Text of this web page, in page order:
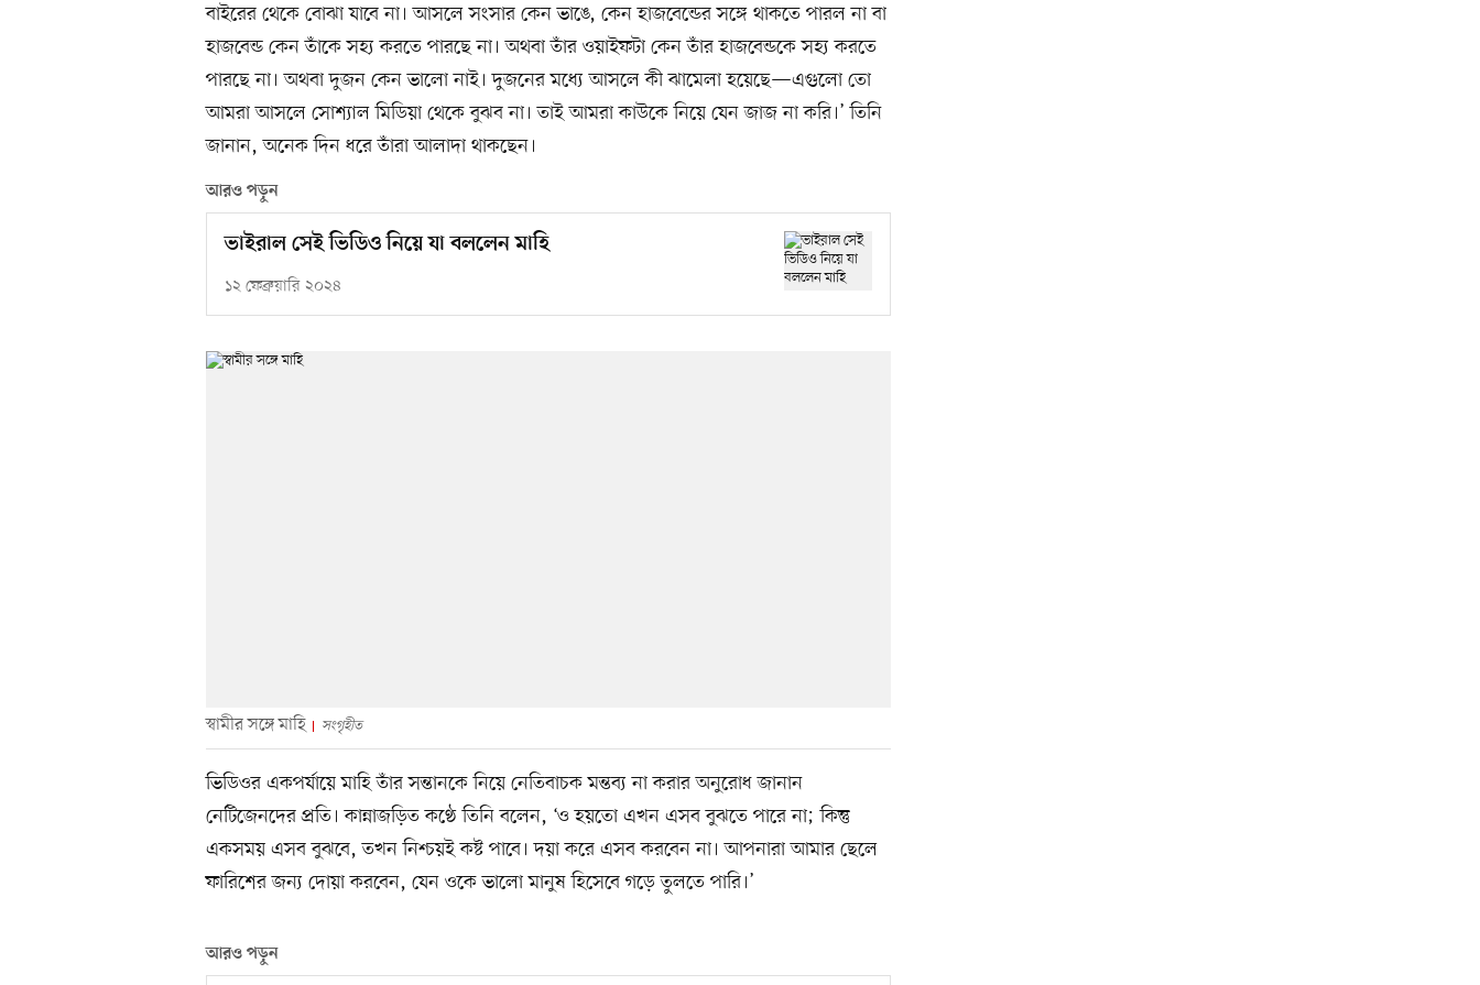
বাইরের থেকে বোঝা যাবে না। আসলে সংসার কেন ভাঙে, কেন হাজবেন্ডের সঙ্গে থাকতে পারল না বা
হাজবেন্ড কেন তাঁকে সহ্য করতে পারছে না। অথবা তাঁর ওয়াইফটা কেন তাঁর হাজবেন্ডকে সহ্য করতে
পারছে না। অথবা দুজন কেন ভালো নাই। দুজনের মধ্যে আসলে কী ঝামেলা হয়েছে—এগুলো তো
আমরা আসলে সোশ্যাল মিডিয়া থেকে বুঝব না। তাই আমরা কাউকে নিয়ে যেন জাজ না করি।’ তিনি
জানান, অনেক দিন ধরে তাঁরা আলাদা থাকছেন।
আরও পড়ুন
ভাইরাল সেই ভিডিও নিয়ে যা বললেন মাহি
১২ ফেব্রুয়ারি ২০২৪
স্বামীর সঙ্গে মাহি সংগৃহীত
ভিডিওর একপর্যায়ে মাহি তাঁর সন্তানকে নিয়ে নেতিবাচক মন্তব্য না করার অনুরোধ জানান
নেটিজেনদের প্রতি। কান্নাজড়িত কণ্ঠে তিনি বলেন, ‘ও হয়তো এখন এসব বুঝতে পারে না; কিন্তু
একসময় এসব বুঝবে, তখন নিশ্চয়ই কষ্ট পাবে। দয়া করে এসব করবেন না। আপনারা আমার ছেলে
ফারিশের জন্য দোয়া করবেন, যেন ওকে ভালো মানুষ হিসেবে গড়ে তুলতে পারি।’
আরও পড়ুন